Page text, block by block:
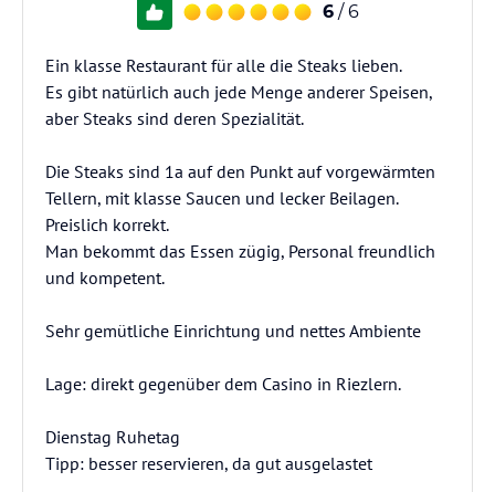
6 / 6
Ein klasse Restaurant für alle die Steaks lieben.
Es gibt natürlich auch jede Menge anderer Speisen,
aber Steaks sind deren Spezialität.
Die Steaks sind 1a auf den Punkt auf vorgewärmten
Tellern, mit klasse Saucen und lecker Beilagen.
Preislich korrekt.
Man bekommt das Essen zügig, Personal freundlich
und kompetent.
Sehr gemütliche Einrichtung und nettes Ambiente
Lage: direkt gegenüber dem Casino in Riezlern.
Dienstag Ruhetag
Tipp: besser reservieren, da gut ausgelastet